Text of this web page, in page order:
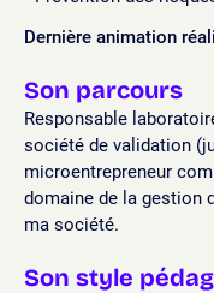
Dernière animation
Son parcours
Responsable
société de validation
microentrepreneur
domaine de la gestion
ma société.
Son style